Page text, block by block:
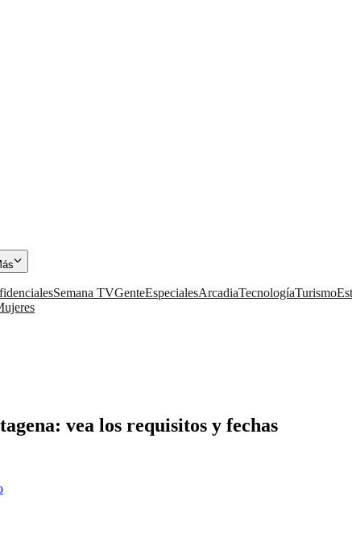
Semana TVGenteEspecialesArcadiaTecnologíaTurismo
vea los requisitos y fechas